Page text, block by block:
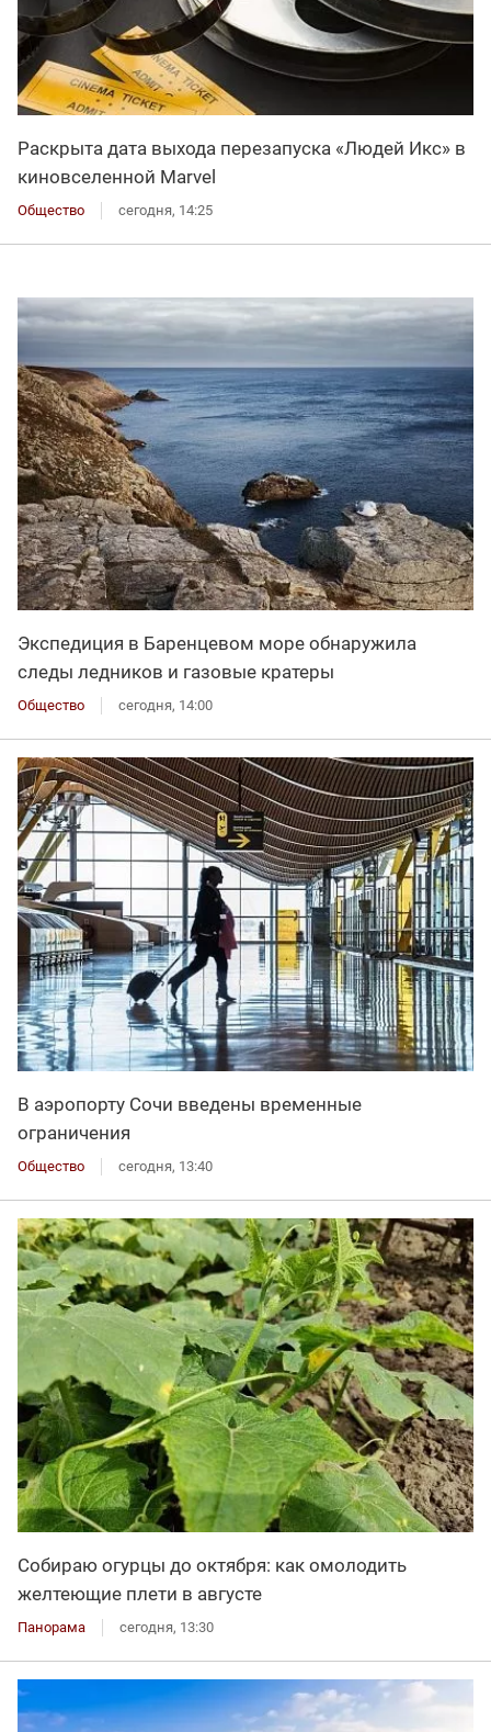
Раскрыта дата выхода перезапуска «Людей Икс» в
киновселенной Marvel
Общество сегодня, 14:25
Экспедиция в Баренцевом море обнаружила
следы ледников и газовые кратеры
Общество сегодня, 14:00
В аэропорту Сочи введены временные
ограничения
Общество сегодня, 13:40
Собираю огурцы до октября: как омолодить
желтеющие плети в августе
Панорама сегодня, 13:30